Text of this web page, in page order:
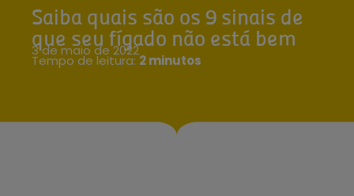
Saiba quais são os 9 sinais de
que seu fígado não está bem
3 de maio de 2022
Tempo de leitura: 2 minutos